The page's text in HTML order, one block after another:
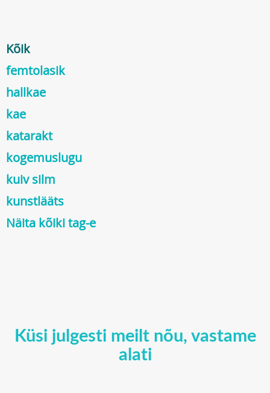
Kõik
femtolasik
hallkae
kae
katarakt
kogemuslugu
kuiv silm
kunstlääts
Näita kõiki tag-e
Küsi julgesti meilt nõu, vastame
alati